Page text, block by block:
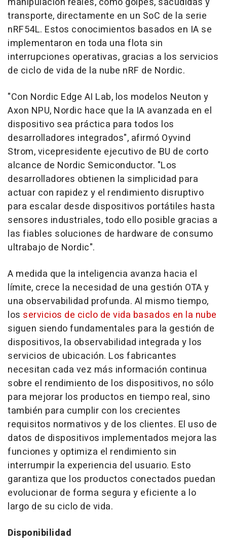
transporte, directamente en un SoC de la serie
nRF54L. Estos conocimientos basados en IA se
implementaron en toda una flota sin
interrupciones operativas, gracias a los servicios
de ciclo de vida de la nube nRF de Nordic.
"Con Nordic Edge AI Lab, los modelos Neuton y
Axon NPU, Nordic hace que la IA avanzada en el
dispositivo sea práctica para todos los
desarrolladores integrados", afirmó Oyvind
Strom, vicepresidente ejecutivo de BU de corto
alcance de Nordic Semiconductor. "Los
desarrolladores obtienen la simplicidad para
actuar con rapidez y el rendimiento disruptivo
para escalar desde dispositivos portátiles hasta
sensores industriales, todo ello posible gracias a
las fiables soluciones de hardware de consumo
ultrabajo de Nordic".
A medida que la inteligencia avanza hacia el
límite, crece la necesidad de una gestión OTA y
una observabilidad profunda. Al mismo tiempo,
los servicios de ciclo de vida basados en la nube
siguen siendo fundamentales para la gestión de
dispositivos, la observabilidad integrada y los
servicios de ubicación. Los fabricantes
necesitan cada vez más información continua
sobre el rendimiento de los dispositivos, no sólo
para mejorar los productos en tiempo real, sino
también para cumplir con los crecientes
requisitos normativos y de los clientes. El uso de
datos de dispositivos implementados mejora las
funciones y optimiza el rendimiento sin
interrumpir la experiencia del usuario. Esto
garantiza que los productos conectados puedan
evolucionar de forma segura y eficiente a lo
largo de su ciclo de vida.
Disponibilidad